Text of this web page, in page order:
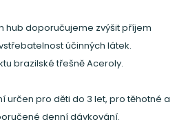
hub doporučujeme zvýšit příjem
účinných látek.
brazilské třešně Aceroly.
určen pro děti do 3 let, pro těhotné a
denní dávkování.